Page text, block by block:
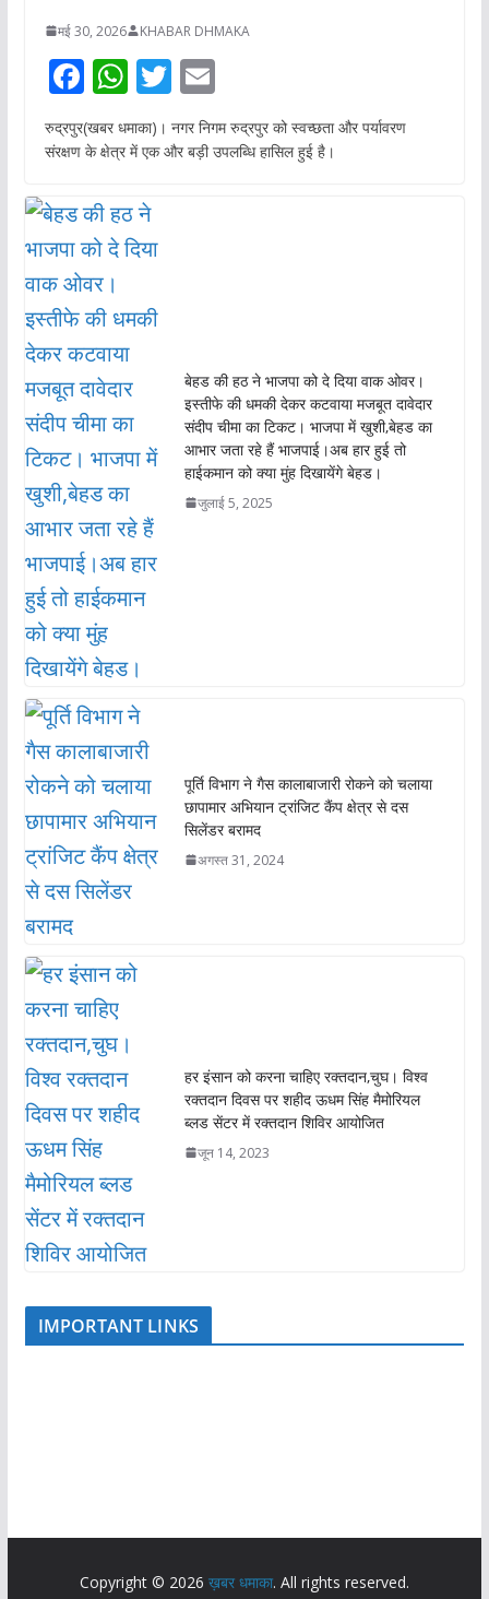
मई 30, 2026 KHABAR DHMAKA
F
ac
e
o
o
k
W
h
at
A
p
T
w
itt
E
m
ai
रुद्रपुर(खबर धमाका)। नगर निगम रुद्रपुर को स्वच्छता और पर्यावरण
संरक्षण के क्षेत्र में एक और बड़ी उपलब्धि हासिल हुई है।
बेहड की हठ ने भाजपा को दे दिया वाक ओवर।
इस्तीफे की धमकी देकर कटवाया मजबूत दावेदार
संदीप चीमा का टिकट। भाजपा में खुशी,बेहड का
आभार जता रहे हैं भाजपाई।अब हार हुई तो
हाईकमान को क्या मुंह दिखायेंगे बेहड।
जुलाई 5, 2025
पूर्ति विभाग ने गैस कालाबाजारी रोकने को चलाया
छापामार अभियान ट्रांजिट कैंप क्षेत्र से दस
सिलेंडर बरामद
अगस्त 31, 2024
हर इंसान को करना चाहिए रक्तदान,चुघ। विश्व
रक्तदान दिवस पर शहीद ऊधम सिंह मैमोरियल
ब्लड सेंटर में रक्तदान शिविर आयोजित
जून 14, 2023
IMPORTANT LINKS
Copyright © 2026 ख़बर धमाका. All rights reserved.